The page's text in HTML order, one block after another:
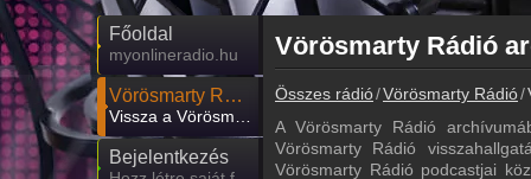
Főoldal
myonlineradio.hu
Vörösmarty Rádió
Bejelentkezés
Összes rádió Vörösmarty Rádió
A Vörösmarty Rádió
Vörösmarty Rádió
Vörösmarty Rádió podcastjai